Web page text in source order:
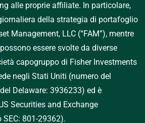
alle proprie affiliate. In particolare,
della strategia di portafoglio
Management, LLC (“FAM”), mentre
essere svolte da diverse
capogruppo di Fisher Investments
negli Stati Uniti (numero del
Delaware: 3936233) ed è
Securities and Exchange
801-29362).